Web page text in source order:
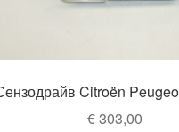
Citroën
€303,00